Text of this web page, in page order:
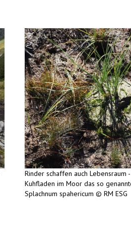
Rinder schaffen auch Lebensraum
Kuhfladen im Moor das so
Splachnum spahericum © RM ESG